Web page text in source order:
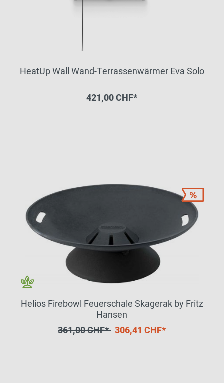
HeatUp Wall Wand-Terrassenwärmer Eva Solo
421,00 CHF*
Helios Firebowl Feuerschale Skagerak by Fritz
Hansen
361,00 CHF* 306,41 CHF*